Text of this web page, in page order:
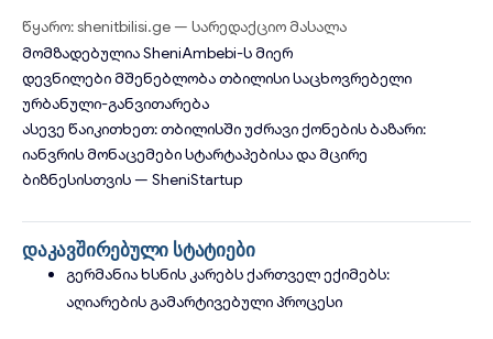
წყარო: shenitbilisi.ge — სარედაქციო მასალა
მომზადებულიაSheniAmbebi-ს მიერ
დევნილებიმშენებლობათბილისისაცხოვრებელი
ურბანული-განვითარება
ასევე წაიკითხეთ:თბილისში უძრავი ქონების ბაზარი:
იანვრის მონაცემები სტარტაპებისა და მცირე
ბიზნესისთვის— SheniStartup
დაკავშირებული სტატიები
გერმანია ხსნის კარებს ქართველ ექიმებს:
აღიარების გამარტივებული პროცესი